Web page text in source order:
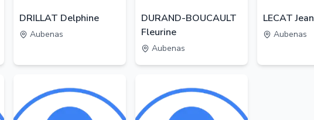
DRILLAT Delphine
Aubenas
DURAND-BOUCAULT
Fleurine
Aubenas
LECAT Jean
Aubenas